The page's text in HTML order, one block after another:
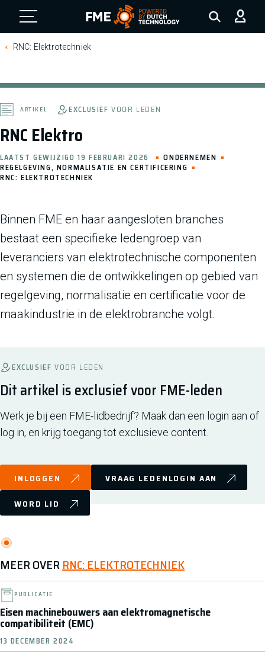
FME Logo, to the homepage
RNC: Elektrotechniek
RNC Elektro
ARTIKEL EXCLUSIEFVOOR LEDEN
LAATST GEWIJZIGD 19 FEBRUARI 2026
ONDERNEMEN
REGELGEVING, NORMALISATIE EN CERTIFICERING
RNC: ELEKTROTECHNIEK
Binnen FME en haar aangesloten branches
bestaat een specifieke ledengroep van
leveranciers van elektrotechnische componenten
en systemen die de ontwikkelingen op gebied van
regelgeving, normalisatie en certificatie voor de
maakindustrie in de elektrobranche volgt.
EXCLUSIEF VOOR LEDEN
Dit artikel is exclusief voor FME-leden
Werk je bij een FME-lidbedrijf? Maak dan een login aan of
log in, en krijg toegang tot exclusieve content.
INLOGGEN
VRAAG LEDENLOGIN AAN
WORD LID
MEER OVERRNC: ELEKTROTECHNIEK
PUBLICATIE
Eisen machinebouwers aan elektromagnetische
compatibiliteit (EMC)
13 DECEMBER 2024